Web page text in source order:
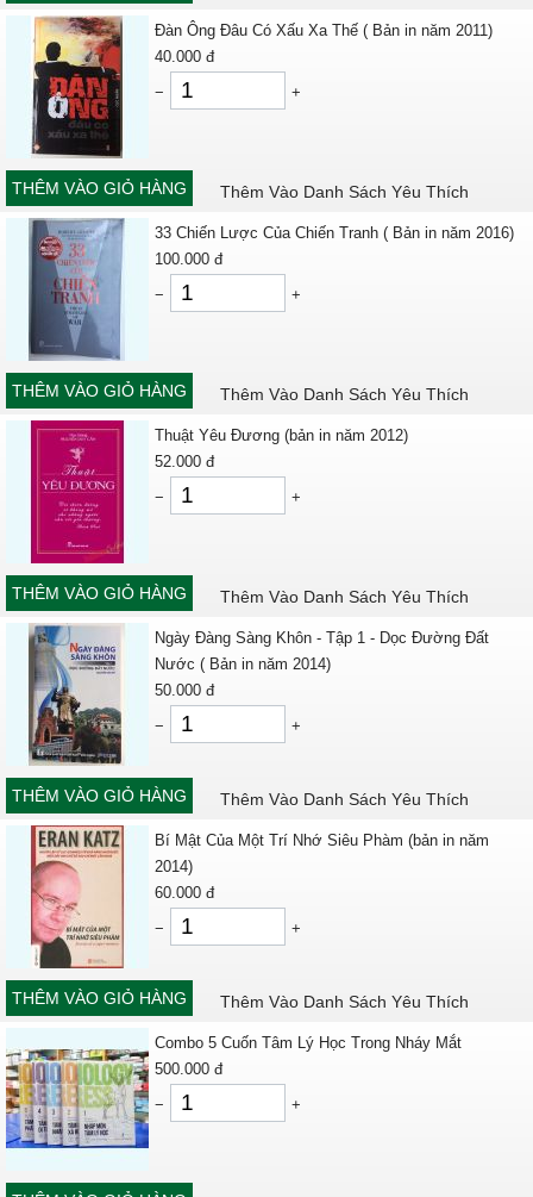
Đàn Ông Đâu Có Xấu Xa Thế ( Bản in năm 2011)
40.000 đ
−
+
THÊM VÀO GIỎ HÀNG Thêm Vào Danh Sách Yêu Thích
33 Chiến Lược Của Chiến Tranh ( Bản in năm 2016)
100.000 đ
−
+
THÊM VÀO GIỎ HÀNG Thêm Vào Danh Sách Yêu Thích
Thuật Yêu Đương (bản in năm 2012)
52.000 đ
−
+
THÊM VÀO GIỎ HÀNG Thêm Vào Danh Sách Yêu Thích
Ngày Đàng Sàng Khôn - Tập 1 - Dọc Đường Đất
Nước ( Bản in năm 2014)
50.000 đ
−
+
THÊM VÀO GIỎ HÀNG Thêm Vào Danh Sách Yêu Thích
Bí Mật Của Một Trí Nhớ Siêu Phàm (bản in năm
2014)
60.000 đ
−
+
THÊM VÀO GIỎ HÀNG Thêm Vào Danh Sách Yêu Thích
Combo 5 Cuốn Tâm Lý Học Trong Nháy Mắt
500.000 đ
−
+